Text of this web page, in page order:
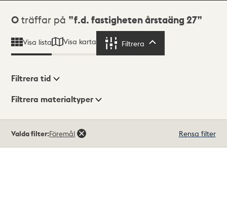
Sökresultat
0 träffar på f.d. fastigheten årstaäng 27
Visa lista Visa karta Filtrera
Visningsläge
Filtrera tid
Filtrera materialtyper
träffar
Valda filter:Föremål Rensa filter